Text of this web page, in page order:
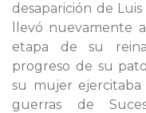
desaparición de
llevó nuevamente
etapa de su
progreso de su
su mujer ejercitaba
guerras de